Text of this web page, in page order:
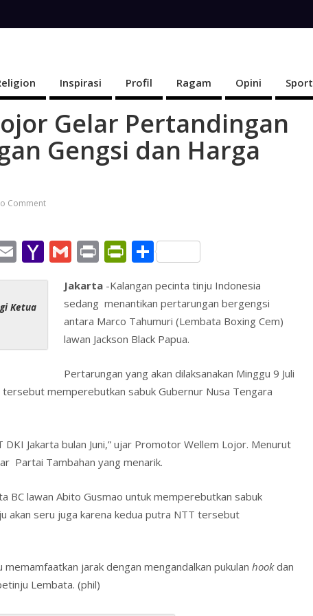
Inspirasi Profil Ragam Opini Sport
Gelar Pertandingan
Gengsi dan Harga
Comment
E
m
l
Y
a
ai
l
G
ai
l
Pr
t
Pr
tF
ri
e
dl
y
S
ar
e
Ketua
Jakarta -Kalangan pecinta tinju Indonesia
sedang menantikan pertarungan bergengsi
antara Marco Tahumuri (Lembata Boxing Cem)
lawan Jackson Black Papua.
Pertarungan yang akan dilaksanakan Minggu 9 Juli
memperebutkan sabuk Gubernur Nusa Tengara
Jakarta bulan Juni,” ujar Promotor Wellem Lojor. Menurut
Partai Tambahan yang menarik.
BC lawan Abito Gusmao untuk memperebutkan sabuk
akan seru juga karena kedua putra NTT tersebut
jarak dengan mengandalkan pukulan hookdan
Lembata. (phil)